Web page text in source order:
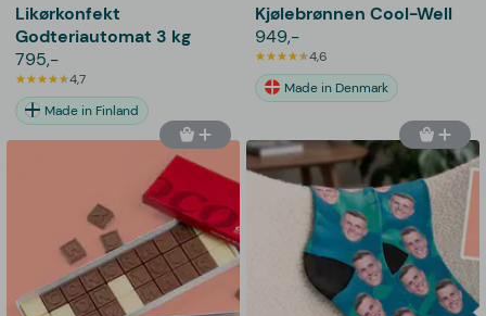
Likørkonfekt
Godteriautomat 3 kg
795,-
4,7
Made in Finland
Kjølebrønnen Cool-Well
949,-
4,6
Made in Denmark